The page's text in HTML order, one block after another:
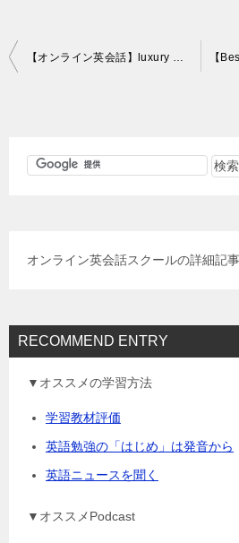
投
オンライン英会話スクールの詳細記
RECOMMEND ENTRY
▼オススメの学習方法
学習教材評価
英語勉強の「はじめ」は発音から
英語ニュースを聞く
▼オススメPodcast